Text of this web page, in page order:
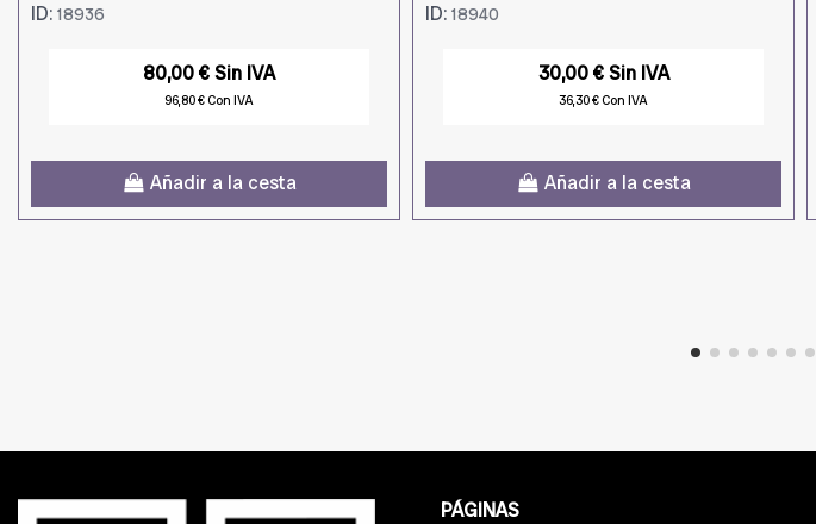
ID: 18936
80,00 € Sin IVA
96,80 € Con IVA
Añadir a la cesta
ID: 18940
30,00 € Sin IVA
36,30 € Con IVA
Añadir a la cesta
PÁGINAS